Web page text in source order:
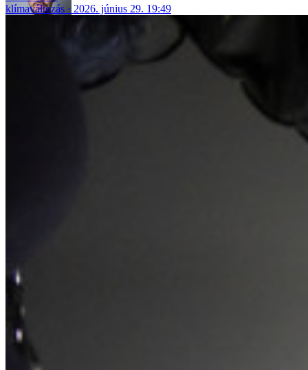
klímaváltozás
2026. június 29. 19:49